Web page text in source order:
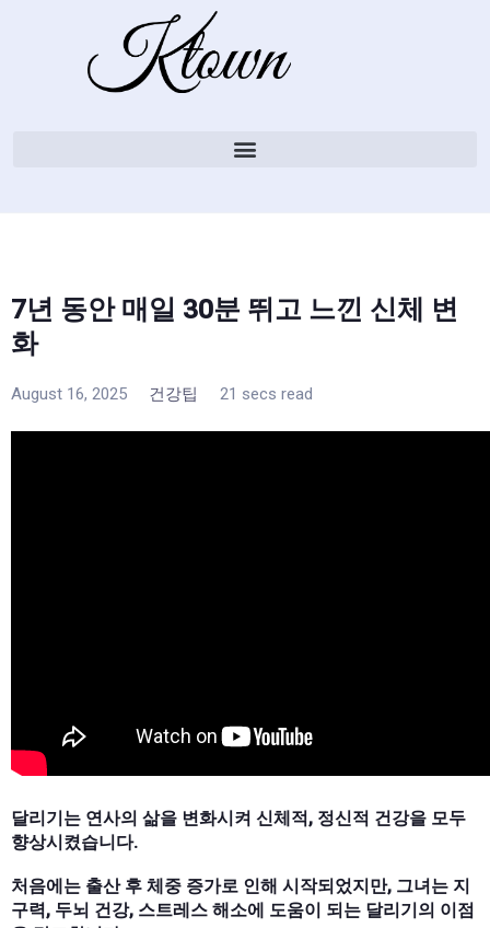
7년 동안 매일 30분 뛰고 느낀 신체 변
화
August 16, 2025 건강팁 21 secs read
달리기는 연사의 삶을 변화시켜 신체적, 정신적 건강을 모두
향상시켰습니다.
처음에는 출산 후 체중 증가로 인해 시작되었지만, 그녀는 지
구력, 두뇌 건강, 스트레스 해소에 도움이 되는 달리기의 이점